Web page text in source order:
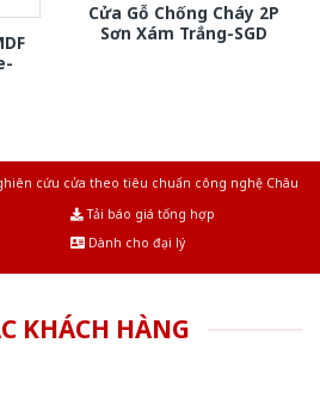
Cửa Gỗ Chống Cháy 2P
Sơn Xám Trắng-SGD
cứu cửa theo tiêu chuẩn công nghệ Châu
Tải báo giá tổng hợp
Dành cho đại lý
KHÁCH HÀNG